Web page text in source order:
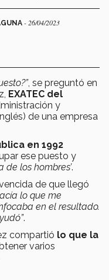
- 26/04/2023
, se preguntó en
EXATEC del
y
de una empresa
en 1992
ese puesto y
de los hombres’.
de que llegó
lo que me
en el resultado.
.
compartió lo que la
varios